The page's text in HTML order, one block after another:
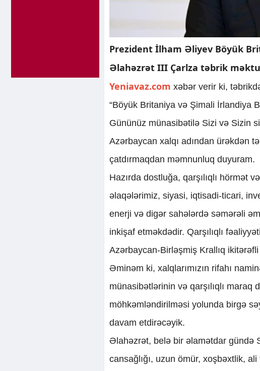
Prezident İlham Əliyev Böyük
Əlahəzrət III Çarlza təbrik
Yeniavaz.com xəbər verir ki,
“Böyük Britaniya və Şimali İrlandiya
Gününüz münasibətilə Sizi və Sizin
Azərbaycan xalqı adından ürəkdən
çatdırmaqdan məmnunluq duyuram.
Hazırda dostluğa, qarşılıqlı hörmət
əlaqələrimiz, siyasi, iqtisadi-ticari,
enerji və digər sahələrdə səmərəli
inkişaf etməkdədir. Qarşılıqlı
Azərbaycan-Birləşmiş Krallıq
Əminəm ki, xalqlarımızın rifahı
münasibətlərinin və qarşılıqlı maraq
möhkəmləndirilməsi yolunda birgə
davam etdirəcəyik.
Əlahəzrət, belə bir əlamətdar gündə
cansağlığı, uzun ömür, xoşbəxtlik,